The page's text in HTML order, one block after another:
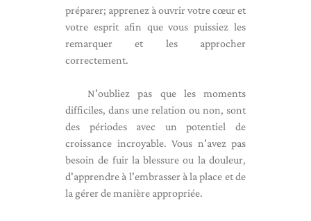
préparer; apprenez à ouvrir votre cœur et
votre esprit afin que vous puissiez les
remarquer et les approcher
correctement.
N'oubliez pas que les moments
difficiles, dans une relation ou non, sont
des périodes avec un potentiel de
croissance incroyable. Vous n'avez pas
besoin de fuir la blessure ou la douleur,
d'apprendre à l'embrasser à la place et de
la gérer de manière appropriée.